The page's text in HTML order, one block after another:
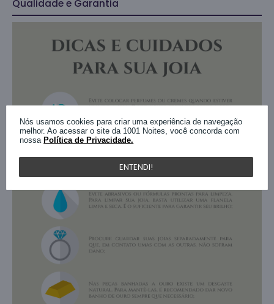
Qualidade e Garantia
Nós usamos cookies para criar uma experiência de navegação
melhor. Ao acessar o site da 1001 Noites, você concorda com
nossa Política de Privacidade.
ENTENDI!